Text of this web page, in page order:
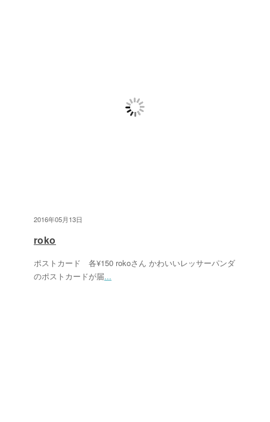
2016年05月13日
roko
ポストカード 各¥150 rokoさん かわいいレッサーパンダ
のポストカードが届...